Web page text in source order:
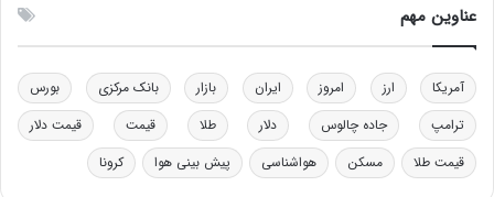
ر
ت
ی
ب
ا
ی
عناوین مهم
آمریکا ارز امروز ایران بازار بانک مرکزی
بورس
ترامپ
جاده چالوس دلار طلا قیمت
قیمت دلار
قیمت طلا
مسکن هواشناسی پیش بینی هوا کرونا